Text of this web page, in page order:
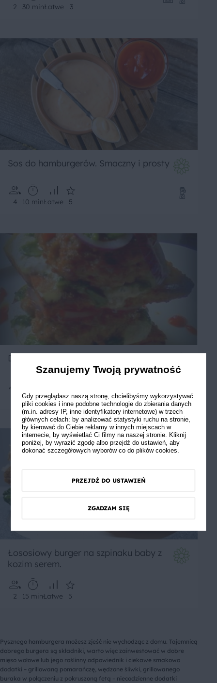
2 30 minŁatwe 3
Sos do hamburgerów. Smaczny i prosty
4 10 minŁatwe 5
DOMOWY HAMBURGER DANUŚKI
30 minŚrednie
Łososiowy burger na szpinaku baby z
kozim serem.
2 15 minŁatwe 5
Pysznego hamburgera możesz zjeść nie wychodząc z domu. Tajemnicą
dobrego burgera są składniki, warto więc zainwestować w dobre
mięso wołowe lub jego roślinny odpowiednik i ciekawe smakowo
dodatki – grillowaną pomarańczę, wędzone śliwki, grillowanego
buraka w połączeniu z pokruszoną fetą – niecodzienne dodatki
Szanujemy Twoją prywatność
Gdy przeglądasz naszą stronę, chcielibyśmy wykorzystywać
pliki cookies i inne podobne technologie do zbierania danych
(m.in. adresy IP, inne identyfikatory internetowe) w trzech
głównych celach: by analizować statystyki ruchu na stronie,
by kierować do Ciebie reklamy w innych miejscach w
internecie, by wyświetlać Ci filmy na naszej stronie. Kliknij
poniżej, by wyrazić zgodę albo przejdź do ustawień, aby
dokonać szczegółowych wyborów co do plików cookies.
PRZEJDŹ DO USTAWIEŃ
ZGADZAM SIĘ